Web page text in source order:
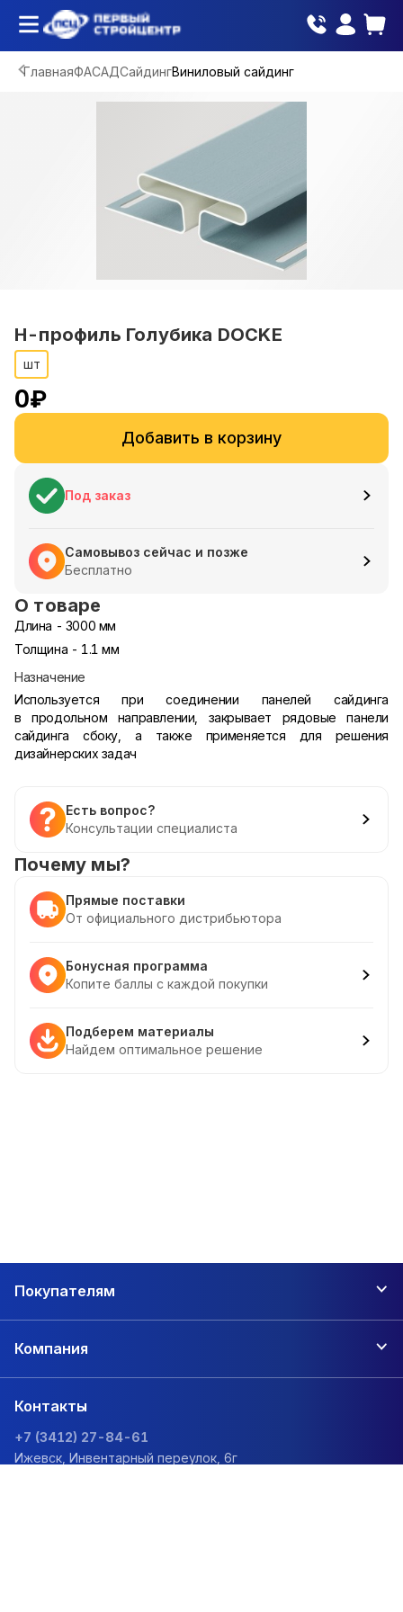
ГлавнаяФАСАДСайдингВиниловый сайдинг
H-профиль Голубика DOCKE
шт
0₽
Добавить в корзину
Под заказ
Самовывоз сейчас и позже
Бесплатно
О товаре
Длина - 3000 мм
Толщина - 1.1 мм
Назначение
Используется при соединении панелей сайдинга
в продольном направлении, закрывает рядовые панели
сайдинга сбоку, а также применяется для решения
дизайнерских задач
Есть вопрос?
Консультации специалиста
Почему мы?
Прямые поставки
От официального дистрибьютора
Бонусная программа
Копите баллы с каждой покупки
Подберем материалы
Найдем оптимальное решение
Покупателям
Компания
Контакты
+7 (3412) 27-84-61
Ижевск, Инвентарный переулок, 6г